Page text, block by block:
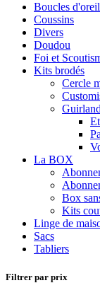
Boucles
Coussins
Divers
Doudou
Foi et
Kits brodés
Cercle
La BOX
Box
Kits
Linge de
Sacs
Tabliers
Filtrer par prix